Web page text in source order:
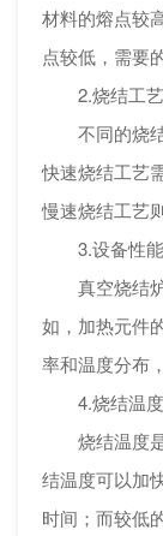
材料的熔点较
点较低，需要
2.烧结工艺
不同的烧
快速烧结工艺
慢速烧结工艺
3.设备性能
真空烧结
如，加热元件
率和温度分布
4.烧结温度
烧结温度
结温度可以加
时间；而较低